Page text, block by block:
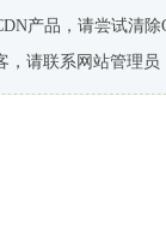
产品，请尝试清除
，请联系网站管理员